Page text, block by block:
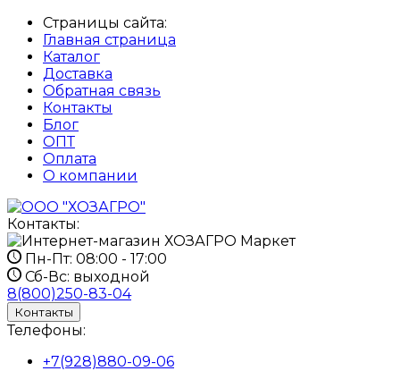
Страницы сайта:
Главная страница
Каталог
Доставка
Обратная связь
Контакты
Блог
ОПТ
Оплата
О компании
Контакты:
Пн-Пт: 08:00 - 17:00
Сб-Вс: выходной
8(800)250-83-04
Контакты
Телефоны:
+7(928)880-09-06